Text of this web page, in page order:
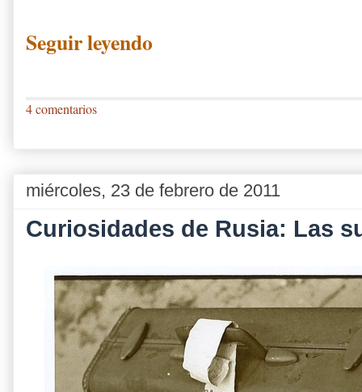
Seguir leyendo
4 comentarios
miércoles, 23 de febrero de 2011
Curiosidades de Rusia: Las